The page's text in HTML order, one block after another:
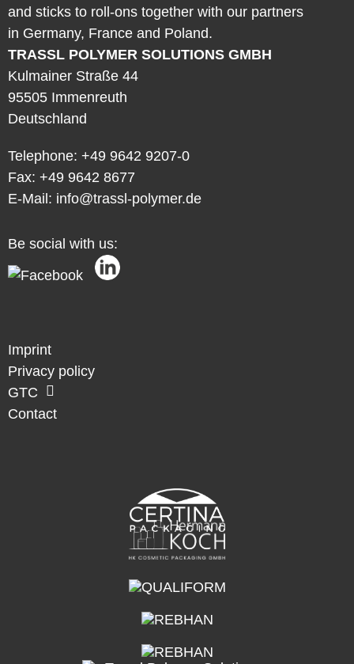
and sticks to roll-ons together with our partners
in Germany, France and Poland.
TRASSL POLYMER SOLUTIONS GMBH
Kulmainer Straße 44
95505 Immenreuth
Deutschland
Telephone: +49 9642 9207-0
Fax: +49 9642 8677
E-Mail: info@trassl-polymer.de
Be social with us:
Imprint
Privacy policy
GTC
Contact